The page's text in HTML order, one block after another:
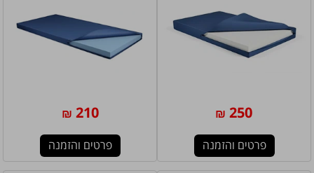
250
₪
פרטים והזמנה
210
₪
פרטים והזמנה